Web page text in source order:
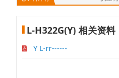
L-H322G(Y) 相关资料
Y L-rr------